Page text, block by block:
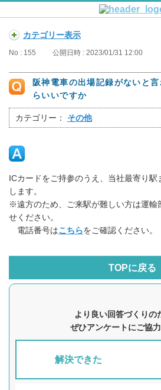
カテゴリー表示
No : 155 公開日時 : 2023/01/31 12:00
阪神電車の出場記録がないと
らいいですか
カテゴリー： その他
ICカードをご持参のうえ、当社最寄り駅
します。
※遠方のため、ご来駅が難しい方は運輸
せください。
電話番号はこちらをご確認ください。
TOPに戻る
より良い回答づくりの
ぜひアンケートにご協
解決できた